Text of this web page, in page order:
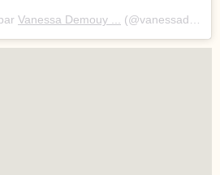
Vanessa Demouy ... (@vanessademouy) le